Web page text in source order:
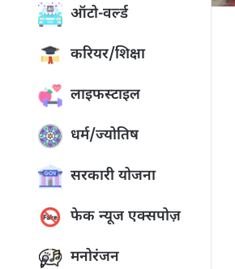
ऑटो-वर्ल्ड
करियर/शिक्षा
लाइफस्टाइल
धर्म/ज्योतिष
सरकारी योजना
फेक न्यूज एक्सपोज़
मनोरंजन